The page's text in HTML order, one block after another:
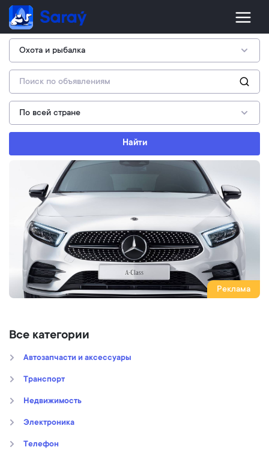
Найти
Реклама
Все категории
Автозапчасти и аксессуары
Транспорт
Недвижимость
Электроника
Телефон